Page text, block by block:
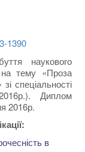
1390
наукового
на тему «Проза
спеціальності
Диплом
2016р.
в